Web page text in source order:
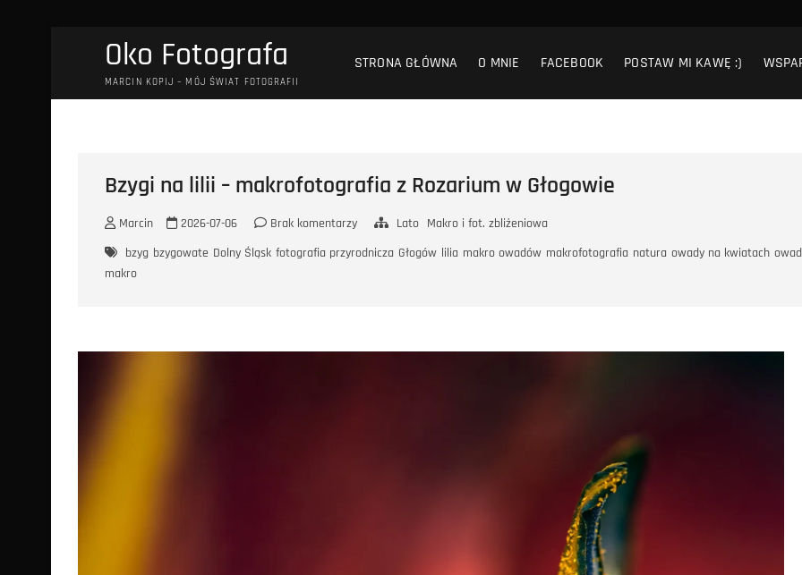
Oko Fotografa
MARCIN KOPIJ – MÓJ ŚWIAT FOTOGRAFII
STRONA GŁÓWNA O MNIE FACEBOOK POSTAW MI KAWĘ :)
Bzygi na lilii – makrofotografia z Rozarium w Głogowie
Marcin 2026-07-06 Brak komentarzy Lato Makro i fot. zbliżeniowa
bzyg bzygowate Dolny Śląsk fotografia przyrodnicza Głogów lilia makro owadów makrofotografia natura owady na kwiatach
makro